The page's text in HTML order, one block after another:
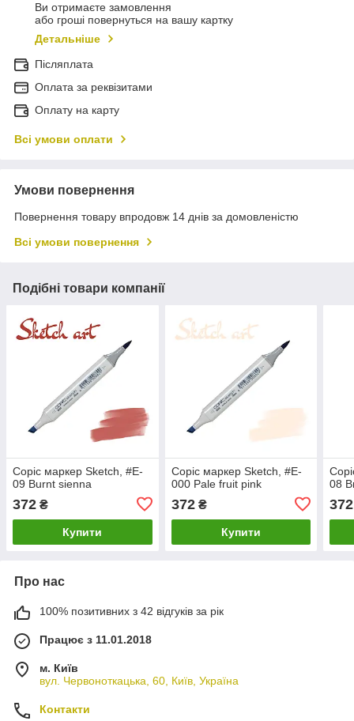
Ви отримаєте замовлення
або гроші повернуться на вашу картку
Детальніше
Післяплата
Оплата за реквізитами
Оплату на карту
Всі умови оплати
Умови повернення
Повернення товару впродовж 14 днів за домовленістю
Всі умови повернення
Подібні товари компанії
Copic маркер Sketch, #E-
09 Burnt sienna
372 ₴
Купити
Copic маркер Sketch, #E-
000 Pale fruit pink
372₴
Купити
08
372
Про нас
100% позитивних з 42 відгуків за рік
Працює з 11.01.2018
м. Київ
вул. Червоноткацька, 60, Київ, Україна
Контакти